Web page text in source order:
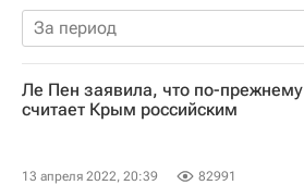
За период
Ле Пен заявила, что по-прежнему
считает Крым российским
13 апреля 2022, 20:39 82991